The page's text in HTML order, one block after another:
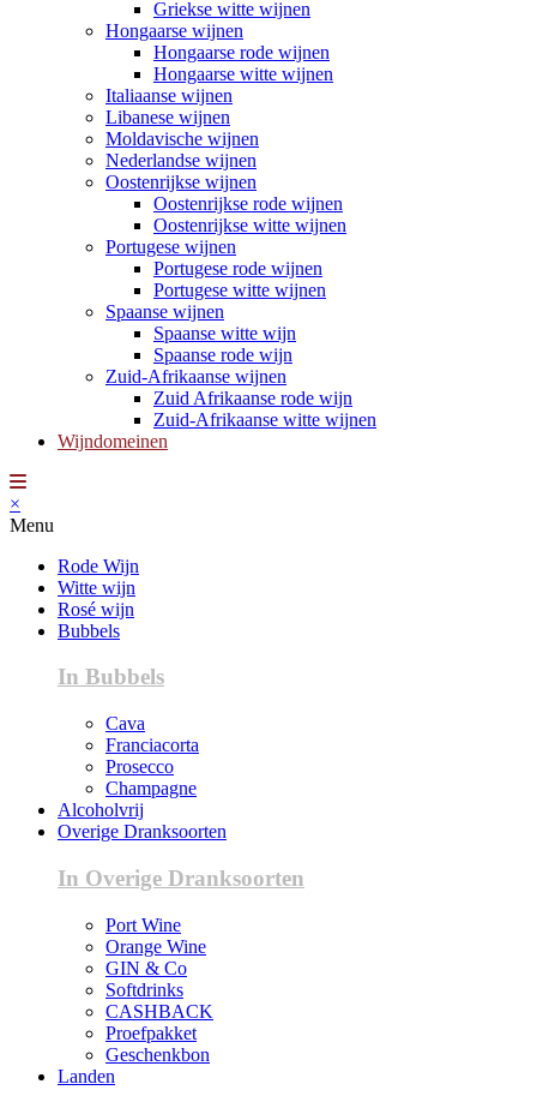
Griekse witte wijnen
Hongaarse wijnen
Hongaarse rode wijnen
Hongaarse witte wijnen
Italiaanse wijnen
Libanese wijnen
Moldavische wijnen
Nederlandse wijnen
Oostenrijkse wijnen
Oostenrijkse rode wijnen
Oostenrijkse witte wijnen
Portugese wijnen
Portugese rode wijnen
Portugese witte wijnen
Spaanse wijnen
Spaanse witte wijn
Spaanse rode wijn
Zuid-Afrikaanse wijnen
Zuid Afrikaanse rode wijn
Zuid-Afrikaanse witte wijnen
Wijndomeinen
×
Menu
Rode Wijn
Witte wijn
Rosé wijn
Bubbels
In Bubbels
Cava
Franciacorta
Prosecco
Champagne
Alcoholvrij
Overige Dranksoorten
In Overige Dranksoorten
Port Wine
Orange Wine
GIN & Co
Softdrinks
CASHBACK
Proefpakket
Geschenkbon
Landen